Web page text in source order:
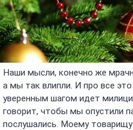
Наши мысли, конечно же
а мы так влипли. И про все
уверенным шагом идет
говорит, чтобы мы опустили
послушались. Моему товарищу